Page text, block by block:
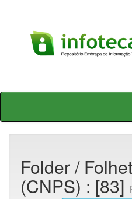
Skip
Folder /
(CNPS) : [83]